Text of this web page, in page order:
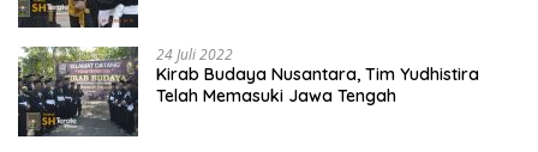
24 Juli 2022
Kirab Budaya Nusantara, Tim Yudhistira
Telah Memasuki Jawa Tengah